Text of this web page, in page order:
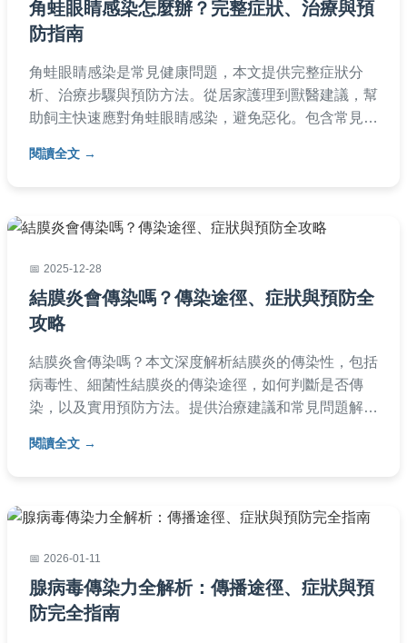
角蛙眼睛感染怎麼辦？完整症狀、治療與預
防指南
角蛙眼睛感染是常見健康問題，本文提供完整症狀分
析、治療步驟與預防方法。從居家護理到獸醫建議，幫
助飼主快速應對角蛙眼睛感染，避免惡化。包含常見問
閱讀全文
2025-12-28
結膜炎會傳染嗎？傳染途徑、症狀與預防全
攻略
結膜炎會傳染嗎？本文深度解析結膜炎的傳染性，包括
病毒性、細菌性結膜炎的傳染途徑，如何判斷是否傳
染，以及實用預防方法。提供治療建議和常見問題解
閱讀全文
2026-01-11
腺病毒傳染力全解析：傳播途徑、症狀與預
防完全指南